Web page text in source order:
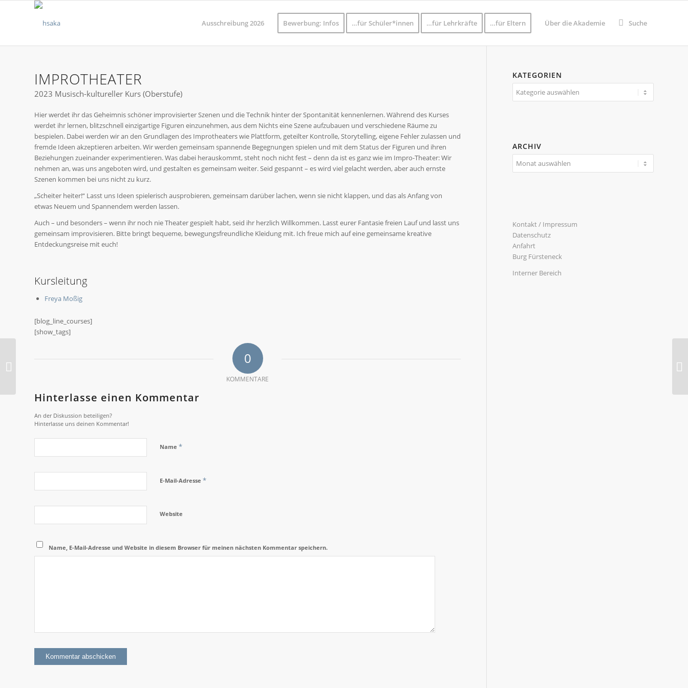
Ausschreibung 2026 Bewerbung: Infos …für Schüler*innen …für Lehrkräfte …für Eltern Über die Akademie Suche
IMPROTHEATER
2023 Musisch-kultureller Kurs (Oberstufe)
Hier werdet ihr das Geheimnis schöner improvisierter Szenen und die Technik hinter der Spontanität kennenlernen. Während des Kurses
werdet ihr lernen, blitzschnell einzigartige Figuren einzunehmen, aus dem Nichts eine Szene aufzubauen und verschiedene Räume zu
bespielen. Dabei werden wir an den Grundlagen des Improtheaters wie Plattform, geteilter Kontrolle, Storytelling, eigene Fehler zulassen und
fremde Ideen akzeptieren arbeiten. Wir werden gemeinsam spannende Begegnungen spielen und mit dem Status der Figuren und ihren
Beziehungen zueinander experimentieren. Was dabei herauskommt, steht noch nicht fest – denn da ist es ganz wie im Impro-Theater: Wir
nehmen an, was uns angeboten wird, und gestalten es gemeinsam weiter. Seid gespannt – es wird viel gelacht werden, aber auch ernste
Szenen kommen bei uns nicht zu kurz.
„Scheiter heiter!“ Lasst uns Ideen spielerisch ausprobieren, gemeinsam darüber lachen, wenn sie nicht klappen, und das als Anfang von
etwas Neuem und Spannendem werden lassen.
Auch – und besonders – wenn ihr noch nie Theater gespielt habt, seid ihr herzlich Willkommen. Lasst eurer Fantasie freien Lauf und lasst uns
gemeinsam improvisieren. Bitte bringt bequeme, bewegungsfreundliche Kleidung mit. Ich freue mich auf eine gemeinsame kreative
Entdeckungsreise mit euch!
Kursleitung
Freya Moßig
[blog_line_courses]
[show_tags]
0
KOMMENTARE
Hinterlasse einen Kommentar
An der Diskussion beteiligen?
Hinterlasse uns deinen Kommentar!
Name *
E-Mail-Adresse *
Website
Name, E-Mail-Adresse und Website in diesem Browser für meinen nächsten Kommentar speichern.
KATEGORIEN
Kategorien
ARCHIV
Kontakt / Impressum
Datenschutz
Anfahrt
Burg Fürsteneck
Interner Bereich